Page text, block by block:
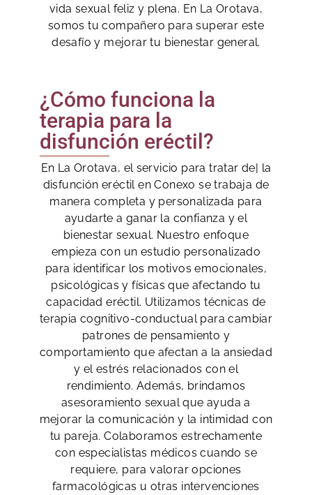
vida sexual feliz y plena. En La Orotava,
somos tu compañero para superar este
desafío y mejorar tu bienestar general.
¿Cómo funciona la
terapia para la
disfunción eréctil?
En La Orotava, el servicio para tratar de| la
disfunción eréctil en Conexo se trabaja de
manera completa y personalizada para
ayudarte a ganar la confianza y el
bienestar sexual. Nuestro enfoque
empieza con un estudio personalizado
para identificar los motivos emocionales,
psicológicas y físicas que afectando tu
capacidad eréctil. Utilizamos técnicas de
terapia cognitivo-conductual para cambiar
patrones de pensamiento y
comportamiento que afectan a la ansiedad
y el estrés relacionados con el
rendimiento. Además, brindamos
asesoramiento sexual que ayuda a
mejorar la comunicación y la intimidad con
tu pareja. Colaboramos estrechamente
con especialistas médicos cuando se
requiere, para valorar opciones
farmacológicas u otras intervenciones